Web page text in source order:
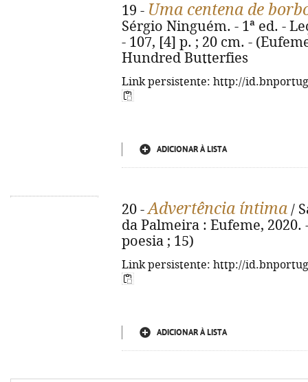
19 - Uma centena de
Sérgio Ninguém. - 1ª ed. -
- 107, [4] p. ; 20 cm. -
Hundred Butterfies
Link persistente: http://
ADICIONAR À LISTA
20 -Advertência íntima /
da Palmeira : Eufeme, 2020.
poesia ; 15)
Link persistente: http://
ADICIONAR À LISTA